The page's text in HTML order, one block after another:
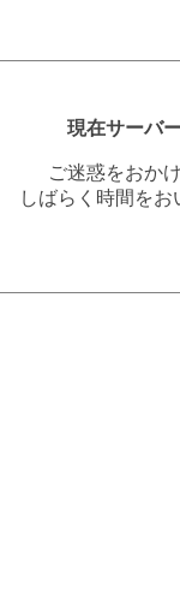
現在サーバ
ご迷惑をおか
しばらく時間を